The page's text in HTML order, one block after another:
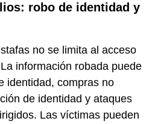
robo de identidad y
no se limita al acceso
información robada puede
identidad, compras no
de identidad y ataques
Las víctimas pueden